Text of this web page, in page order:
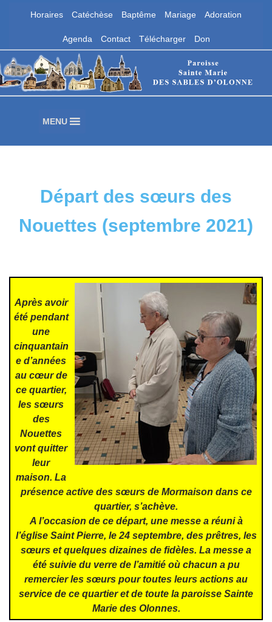
au
contenu
Horaires Catéchèse Baptême Mariage Adoration
Agenda Contact Télécharger Don
Paroisse Sainte Marie des Sables
d'Olonne
MENU
Départ des sœurs des
Nouettes (septembre 2021)
Après avoir
été pendant
une
cinquantain
e d’années
au cœur de
ce quartier,
les sœurs
des
Nouettes
vont quitter
leur
maison. La
présence active des sœurs de Mormaison dans ce
quartier, s’achève.
A l’occasion de ce départ, une messe a réuni à
l’église Saint Pierre, le 24 septembre, des prêtres, les
sœurs et quelques dizaines de fidèles. La messe a
été suivie du verre de l’amitié où chacun a pu
remercier les sœurs pour toutes leurs actions au
service de ce quartier et de toute la paroisse Sainte
Marie des Olonnes.